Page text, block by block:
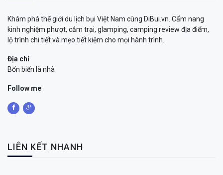
Khám phá thế giới du lịch bụi Việt Nam cùng DiBui.vn. Cẩm nang
kinh nghiệm phượt, cắm trại, glamping, camping review địa điểm,
lộ trình chi tiết và mẹo tiết kiệm cho mọi hành trình.
Địa chỉ
Bốn biển là nhà
Follow me
LIÊN KẾT NHANH